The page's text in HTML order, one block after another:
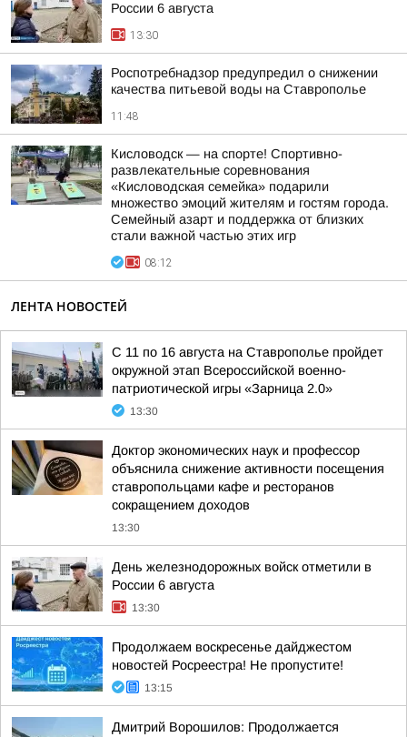
России 6 августа
13:30
Роспотребнадзор предупредил о снижении
качества питьевой воды на Ставрополье
11:48
Кисловодск — на спорте! Спортивно-
развлекательные соревнования
«Кисловодская семейка» подарили
множество эмоций жителям и гостям города.
Семейный азарт и поддержка от близких
стали важной частью этих игр
08:12
ЛЕНТА НОВОСТЕЙ
С 11 по 16 августа на Ставрополье пройдет
окружной этап Всероссийской военно-
патриотической игры «Зарница 2.0»
13:30
Доктор экономических наук и профессор
объяснила снижение активности посещения
ставропольцами кафе и ресторанов
сокращением доходов
13:30
День железнодорожных войск отметили в
России 6 августа
13:30
Продолжаем воскресенье дайджестом
новостей Росреестра! Не пропустите!
13:15
Дмитрий Ворошилов: Продолжается